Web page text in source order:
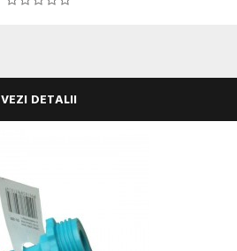
VEZI DETALII